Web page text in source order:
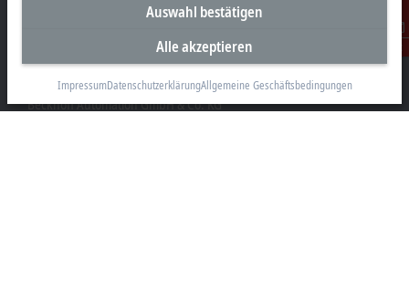
Kontakt
Unternehmenszentrale Deutschland
Beckhoff Automation GmbH & Co. KG
Auswahl bestätigen
Alle akzeptieren
ImpressumDatenschutzerklärungAllgemeine Geschäftsbedingungen